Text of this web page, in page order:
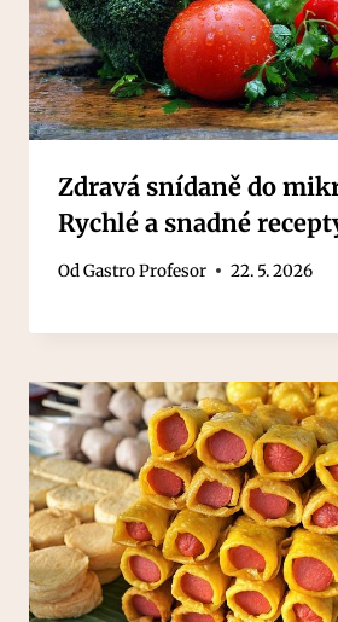
Zdravá snídaně do
Rychlé a snadné
OdGastro Profesor 22. 5. 2026